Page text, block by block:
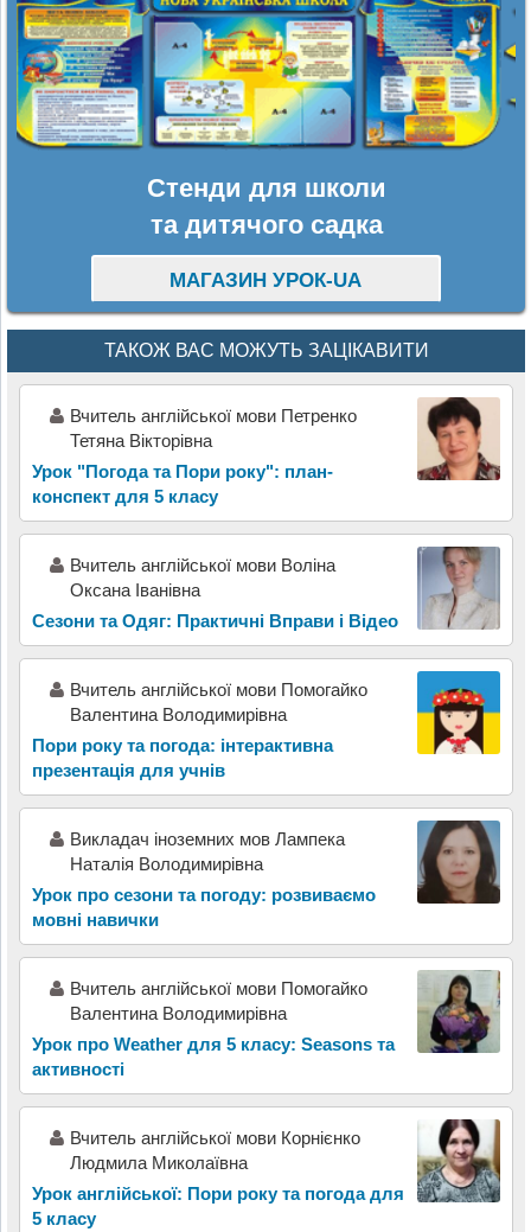
Стенди для школи
та дитячого садка
МАГАЗИН УРОК-UA
ТАКОЖ ВАС МОЖУТЬ ЗАЦІКАВИТИ
Вчитель англійської мови Петренко
Тетяна Вікторівна
Урок "Погода та Пори року": план-
конспект для 5 класу
Вчитель англійської мови Воліна
Оксана Іванівна
Сезони та Одяг: Практичні Вправи і Відео
Вчитель англійської мови Помогайко
Валентина Володимирівна
Пори року та погода: інтерактивна
презентація для учнів
Викладач іноземних мов Лампека
Наталія Володимирівна
Урок про сезони та погоду: розвиваємо
мовні навички
Вчитель англійської мови Помогайко
Валентина Володимирівна
Урок про Weather для 5 класу: Seasons та
активності
Вчитель англійської мови Корнієнко
Людмила Миколаївна
Урок англійської: Пори року та погода для
5 класу